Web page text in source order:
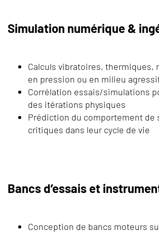
Simulation numérique &
Calculs vibratoires, thermiques,
en pression ou en milieu
Corrélation essais/simulations
des itérations physiques
Prédiction du comportement de
critiques dans leur cycle de vie
Bancs d’essais et
Conception de bancs moteurs